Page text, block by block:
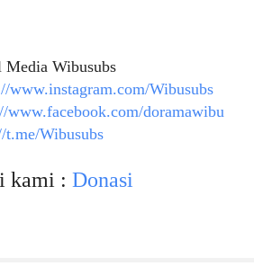
Wibusubs
www.instagram.com/Wibusubs
www.facebook.com/doramawibu
t.me/Wibusubs
kami : Donasi